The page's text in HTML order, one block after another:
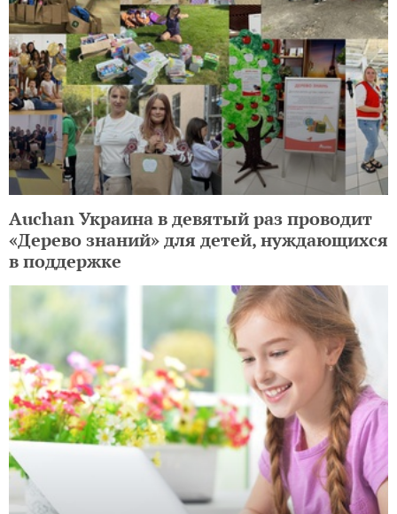
Auchan Украина в девятый раз проводит
«Дерево знаний» для детей, нуждающихся
в поддержке